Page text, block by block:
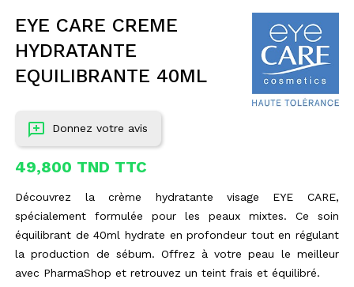
EYE CARE CREME
HYDRATANTE
EQUILIBRANTE 40ML
Donnez votre avis
49,800 TND TTC
Découvrez la crème hydratante visage EYE CARE,
spécialement formulée pour les peaux mixtes. Ce soin
équilibrant de 40ml hydrate en profondeur tout en régulant
la production de sébum. Offrez à votre peau le meilleur
avec PharmaShop et retrouvez un teint frais et équilibré.